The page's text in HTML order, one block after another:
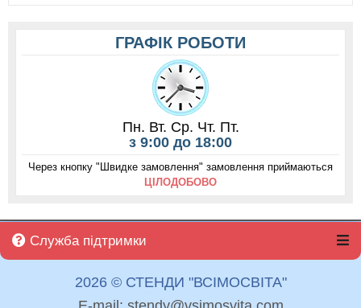
ГРАФІК РОБОТИ
Пн. Вт. Ср. Чт. Пт.
з 9:00 до 18:00
Через кнопку "Швидке замовлення" замовлення приймаються
ЦІЛОДОБОВО
Служба підтримки
2026 © СТЕНДИ "ВСІМОСВІТА"